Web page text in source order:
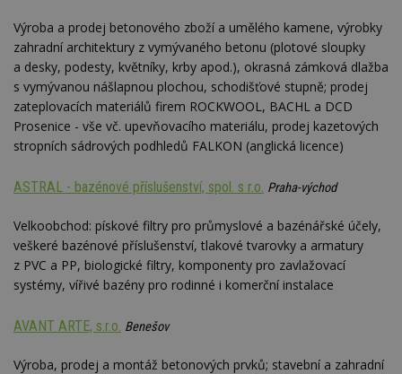
Výroba a prodej betonového zboží a umělého kamene, výrobky
zahradní architektury z vymývaného betonu (plotové sloupky
a desky, podesty, květníky, krby apod.), okrasná zámková dlažba
s vymývanou nášlapnou plochou, schodišťové stupně; prodej
zateplovacích materiálů firem ROCKWOOL, BACHL a DCD
Prosenice - vše vč. upevňovacího materiálu, prodej kazetových
stropních sádrových podhledů FALKON (anglická licence)
ASTRAL - bazénové příslušenství, spol. s r.o. Praha-východ
Velkoobchod: pískové filtry pro průmyslové a bazénářské účely,
veškeré bazénové příslušenství, tlakové tvarovky a armatury
z PVC a PP, biologické filtry, komponenty pro zavlažovací
systémy, vířivé bazény pro rodinné i komerční instalace
AVANT ARTE, s.r.o. Benešov
Výroba, prodej a montáž betonových prvků; stavební a zahradní